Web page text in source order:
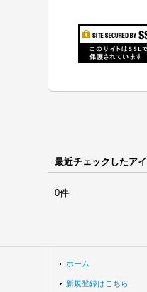
最近チェックしたア
0件
ホーム
新規登録はこちら